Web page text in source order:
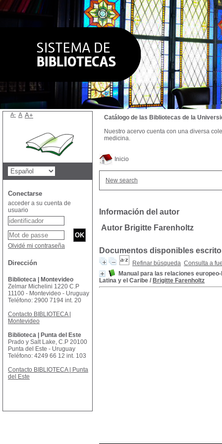
Inicio
New search
Información del autor
Autor Brigitte Farenholtz
Documentos disponibles
Refinar búsqueda Consulta a
Manual para las relaciones
Latina y el Caribe / Brigitte Farenholtz
Catálogo de las Bibliotecas de la
Nuestro acervo cuenta con una diversa
medicina.
A- A A+
Conectarse
acceder a su cuenta de
usuario
Olvidé mi contraseña
Dirección
Biblioteca | Montevideo
Zelmar Michelini 1220 C.P
11100 - Montevideo - Uruguay
Teléfono: 2900 7194 int. 20
Contacto BIBLIOTECA |
Montevideo
Biblioteca | Punta del Este
Prado y Salt Lake, C.P 20100
Punta del Este - Uruguay
Teléfono: 4249 66 12 int. 103
Contacto BIBLIOTECA | Punta
del Este